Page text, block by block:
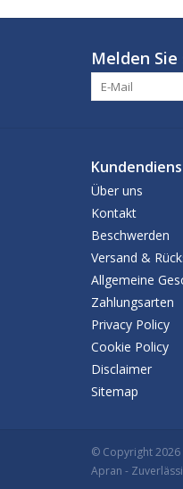
Melden
Über uns
Kontakt
Beschwerden
Versand &
Allgemeine
Zahlungsarten
Privacy Policy
Cookie Policy
Disclaimer
Sitemap
© Copyright 2026
Apran -